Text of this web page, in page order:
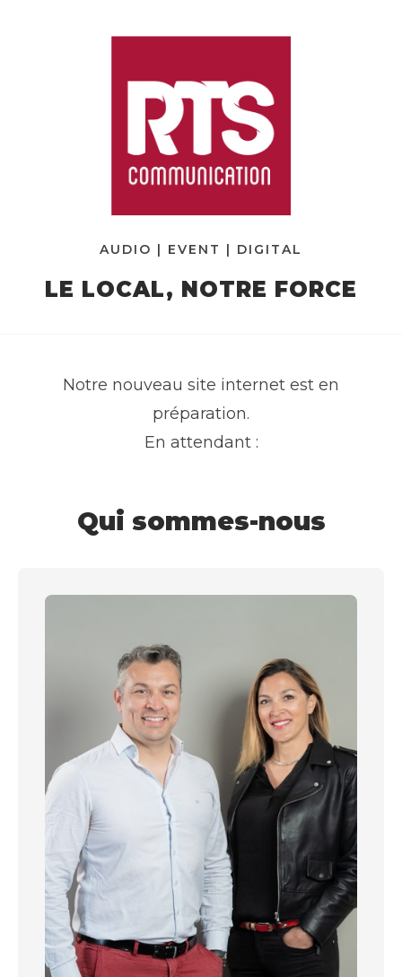
AUDIO | EVENT | DIGITAL
LE LOCAL, NOTRE FORCE
Notre nouveau site internet est en
préparation.
En attendant :
Qui sommes-nous